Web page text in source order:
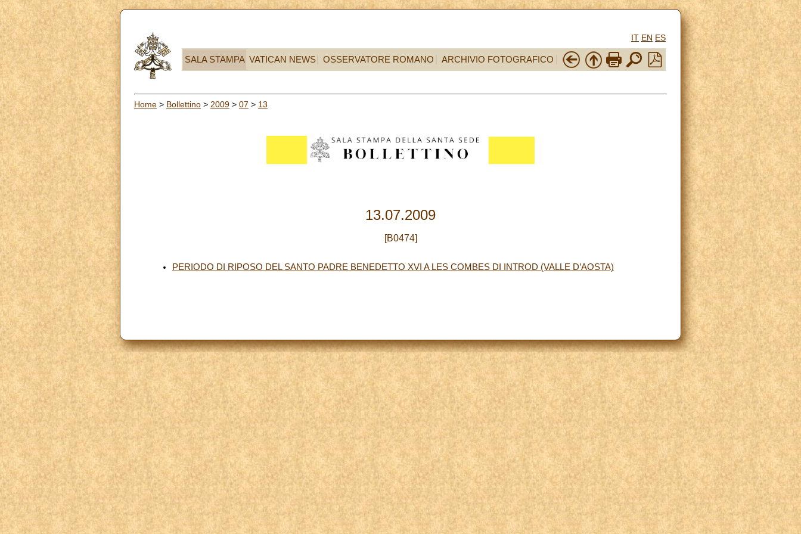
IT EN ES
SALA STAMPA VATICAN NEWS OSSERVATORE ROMANO ARCHIVIO FOTOGRAFICO
Home > Bollettino > 2009 > 07 > 13
13.07.2009
[B0474]
PERIODO DI RIPOSO DEL SANTO PADRE BENEDETTO XVI A LES COMBES DI INTROD (VALLE D’AOSTA)